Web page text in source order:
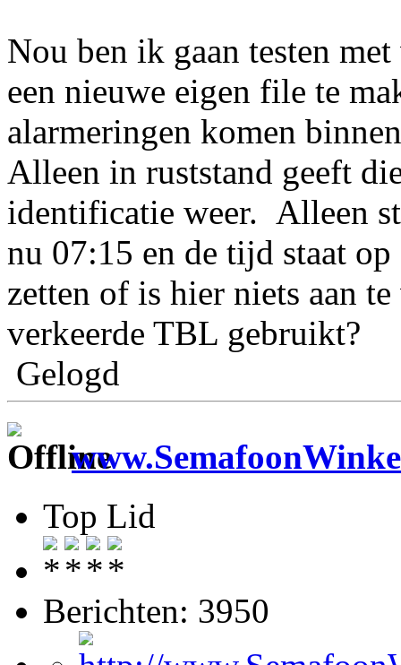
Nou ben ik gaan testen
een nieuwe eigen file te
alarmeringen komen
Alleen in ruststand geeft
identificatie weer. Alleen
nu 07:15 en de tijd staat
zetten of is hier niets aan
verkeerde TBL gebruikt?
Gelogd
Top Lid
Berichten: 3950